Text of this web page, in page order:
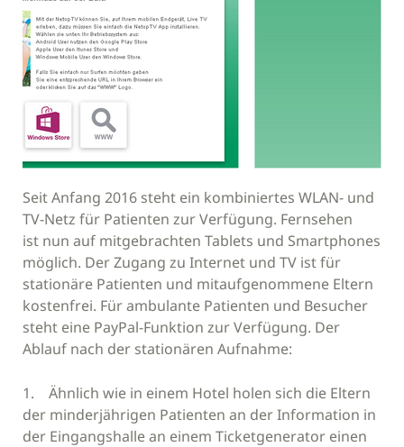
Seit Anfang 2016 steht ein kombiniertes WLAN- und
TV-Netz für Patienten zur Verfügung. Fernsehen
ist nun auf mitgebrachten Tablets und Smartphones
möglich. Der Zugang zu Internet und TV ist für
stationäre Patienten und mitaufgenommene Eltern
kostenfrei. Für ambulante Patienten und Besucher
steht eine PayPal-Funktion zur Verfügung. Der
Ablauf nach der stationären Aufnahme:
1. Ähnlich wie in einem Hotel holen sich die Eltern
der minderjährigen Patienten an der Information in
der Eingangshalle an einem Ticketgenerator einen